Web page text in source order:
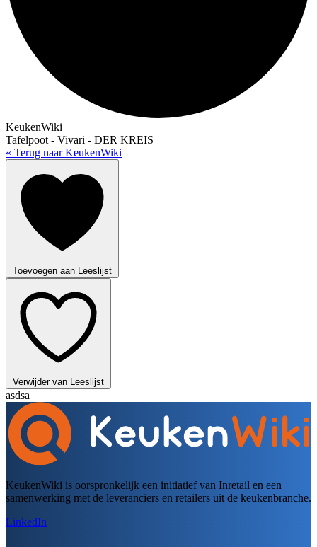
KeukenWiki
Tafelpoot - Vivari - DER KREIS
« Terug naar KeukenWiki
Toevoegen aan Leeslijst
Verwijder van Leeslijst
asdsa
KeukenWiki is oorspronkelijk een initiatief van Inretail en een
samenwerking met de leveranciers en retailers uit de keukenbranche.
LinkedIn